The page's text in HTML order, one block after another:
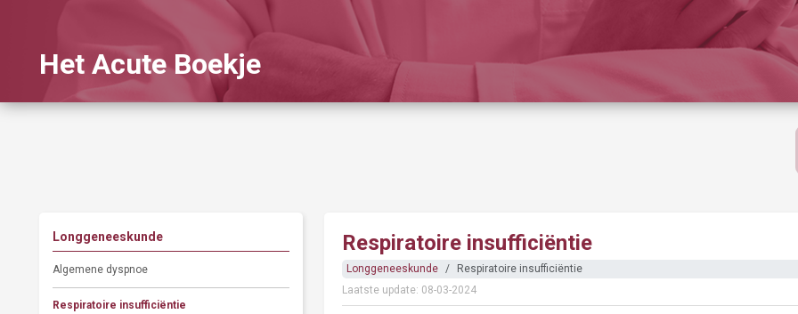
Het Acute Boekje
Longgeneeskunde
Algemene dyspnoe
Respiratoire insufficiëntie
Respiratoire insufficiëntie
Longgeneeskunde
Respiratoire insufficiëntie
Laatste update: 08-03-2024